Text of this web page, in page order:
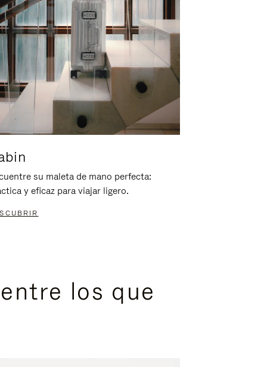
su maleta de mano perfecta:
y eficaz para viajar ligero.
los que